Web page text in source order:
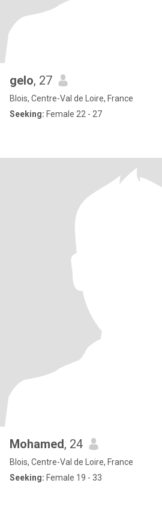
gelo, 27
Blois, Centre-Val de Loire, France
Seeking: Female 22 - 27
Mohamed, 24
Blois, Centre-Val de Loire, France
Seeking: Female 19 - 33